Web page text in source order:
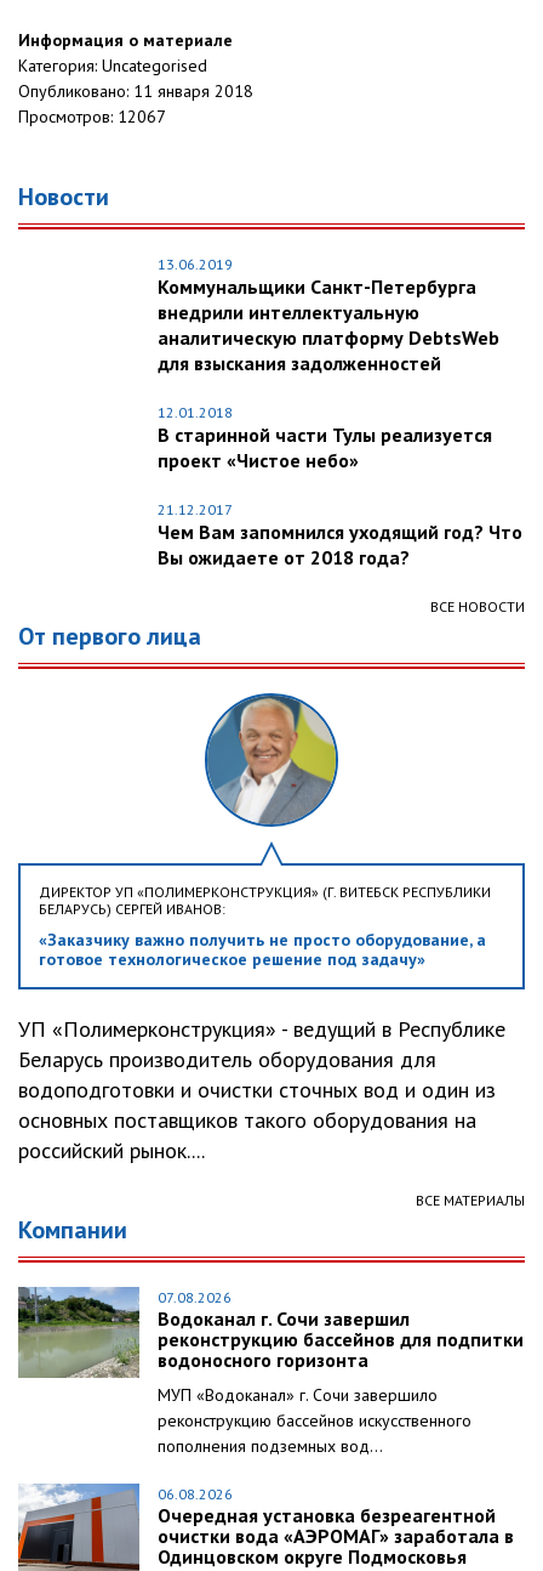
Информация о материале
Категория: Uncategorised
Опубликовано: 11 января 2018
Просмотров: 12067
Новости
13.06.2019
Коммунальщики Санкт-Петербурга
внедрили интеллектуальную
аналитическую платформу DebtsWeb
для взыскания задолженностей
12.01.2018
В старинной части Тулы реализуется
проект «Чистое небо»
21.12.2017
Чем Вам запомнился уходящий год? Что
Вы ожидаете от 2018 года?
ВСЕ НОВОСТИ
От первого лица
ДИРЕКТОР УП «ПОЛИМЕРКОНСТРУКЦИЯ» (Г. ВИТЕБСК РЕСПУБЛИКИ
БЕЛАРУСЬ) СЕРГЕЙ ИВАНОВ:
«Заказчику важно получить не просто оборудование, а
готовое технологическое решение под задачу»
УП «Полимерконструкция» - ведущий в Республике
Беларусь производитель оборудования для
водоподготовки и очистки сточных вод и один из
основных поставщиков такого оборудования на
российский рынок....
ВСЕ МАТЕРИАЛЫ
Компании
07.08.2026
Водоканал г. Сочи завершил
реконструкцию бассейнов для подпитки
водоносного горизонта
МУП «Водоканал» г. Сочи завершило
реконструкцию бассейнов искусственного
пополнения подземных вод...
06.08.2026
Очередная установка безреагентной
очистки вода «АЭРОМАГ» заработала в
Одинцовском округе Подмосковья